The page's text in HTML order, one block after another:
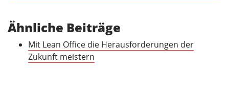
Ähnliche Beiträge
Mit Lean Office die Herausforderungen der
Zukunft meistern